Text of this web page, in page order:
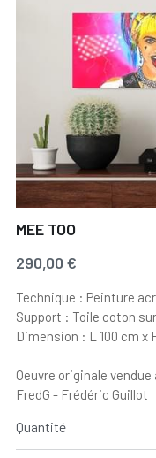
MEE TOO
290,00 €
Technique : Peinture
Support : Toile coton
Dimension : L 100 cm x
Oeuvre originale
FredG - Frédéric Guillot
Quantité